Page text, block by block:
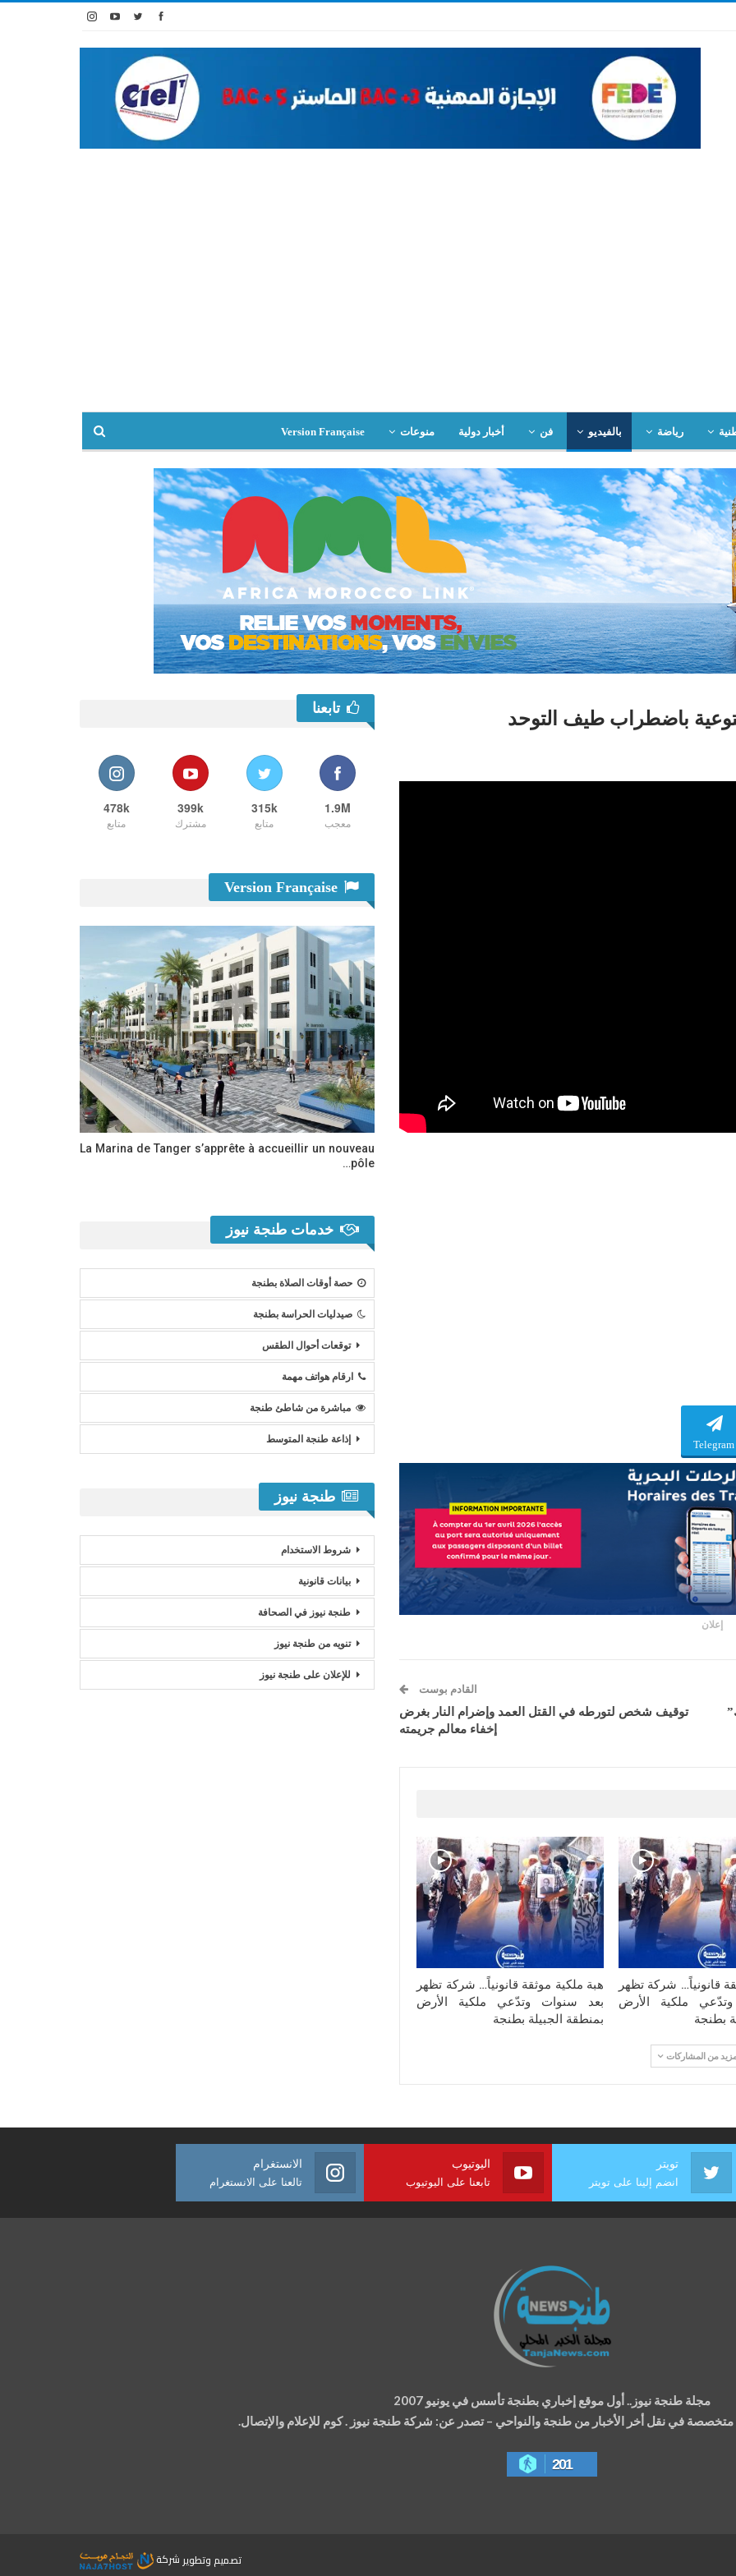
رياضة بالفيديو فن أخبار دولية منوعات Version Française
باضطراب طيف التوحد
Telegram
إعلان
القادم بوست
توقيف شخص لتورطه في القتل العمد وإضرام النار بغرض
إخفاء معالم جريمته
قانونياً… شركة تظهر
ملكية الأرض
بطنجة
هبة ملكية موثقة قانونياً… شركة تظهر
بعد سنوات وتدّعي ملكية الأرض
بمنطقة الجبيلة بطنجة
من المشاركات
تابعنا
1.9M
معجب
315k
متابع
399k
مشترك
478k
متابع
La Marina de Tanger s’apprête à accueillir un nouveau
pôle…
خدمات طنجة نيوز
حصة أوقات الصلاة بطنجة
صيدليات الحراسة بطنجة
توقعات أحوال الطقس
ارقام هواتف مهمة
مباشرة من شاطئ طنجة
إذاعة طنجة المتوسط
طنجة نيوز
شروط الاستخدام
بيانات قانونية
طنجة نيوز في الصحافة
تنويه من طنجة نيوز
للإعلان على طنجة نيوز
تويتر
انضم إلينا على تويتر
اليوتيوب
تابعنا على اليوتيوب
الانستغرام
تالعنا على الانستغرام
مجلة طنجة نيوز.. أول موقع إخباري بطنجة تأسس في يونيو 2007
متخصصة في نقل أخر الأخبار من طنجة والنواحي – تصدر عن: شركة طنجة نيوز . كوم للإعلام والإتصال.
201
تصميم وتطوير شركة